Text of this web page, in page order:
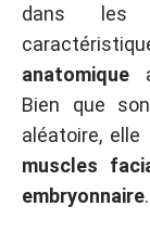
dans les
anatomique
Bien que
aléatoire, elle
muscles
embryonnaire.